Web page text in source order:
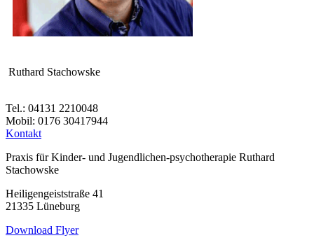
Ruthard Stachowske
Tel.: 04131 2210048
Mobil: 0176 30417944
Kontakt
Praxis für Kinder- und Jugendlichen-psychotherapie Ruthard
Stachowske
Heiligengeiststraße 41
21335 Lüneburg
Download Flyer